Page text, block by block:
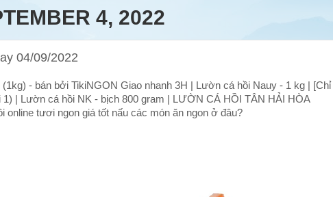
4, 2022
04/09/2022
- bán bởi TikiNGON Giao nhanh 3H | Lườn cá hồi Nauy - 1 kg | [Chỉ
| Lườn cá hồi NK - bịch 800 gram | LƯỜN CÁ HỒI TÂN HẢI HÒA
online tươi ngon giá tốt nấu các món ăn ngon ở đâu?